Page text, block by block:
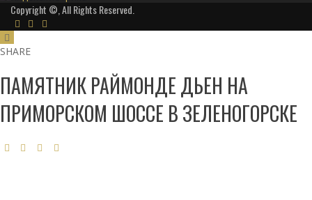
Copyright ©, All Rights Reserved.
SHARE
ПАМЯТНИК РАЙМОНДЕ ДЬЕН НА
ПРИМОРСКОМ ШОССЕ В ЗЕЛЕНОГОРСКЕ